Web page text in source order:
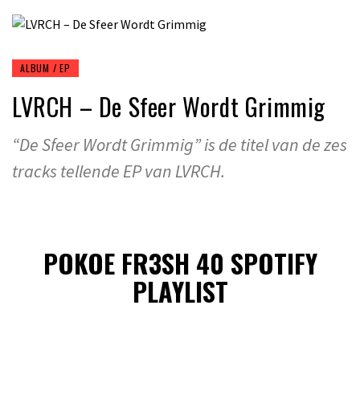
ALBUM / EP
LVRCH – De Sfeer Wordt Grimmig
“De Sfeer Wordt Grimmig” is de titel van de zes
tracks tellende EP van LVRCH.
POKOE FR3SH 40 SPOTIFY
PLAYLIST